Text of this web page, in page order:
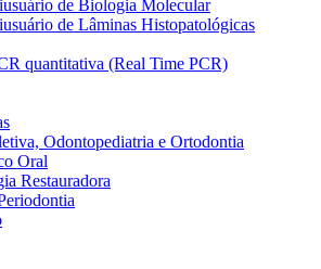
de Biologia Molecular
de Lâminas Histopatológicas
quantitativa (Real Time PCR)
Odontopediatria e Ortodontia
Oral
Restauradora